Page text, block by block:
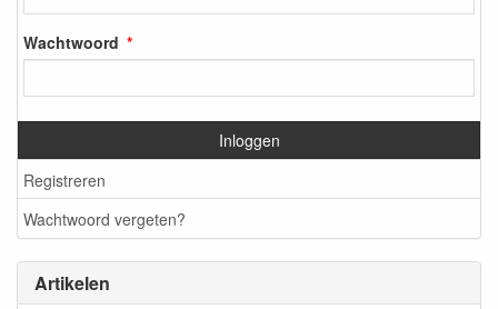
Wachtwoord
Inloggen
Registreren
Wachtwoord vergeten?
Artikelen